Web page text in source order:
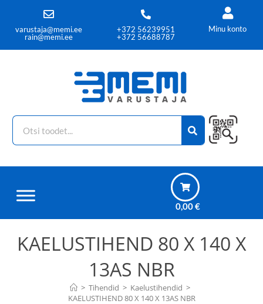
varustaja@memi.ee
rain@memi.ee
+372 56239951
+372 56688787
Minu konto
0,00€
KAELUSTIHEND 80 X 140 X
13AS NBR
> Tihendid > Kaelustihendid >
KAELUSTIHEND 80 X 140 X 13AS NBR